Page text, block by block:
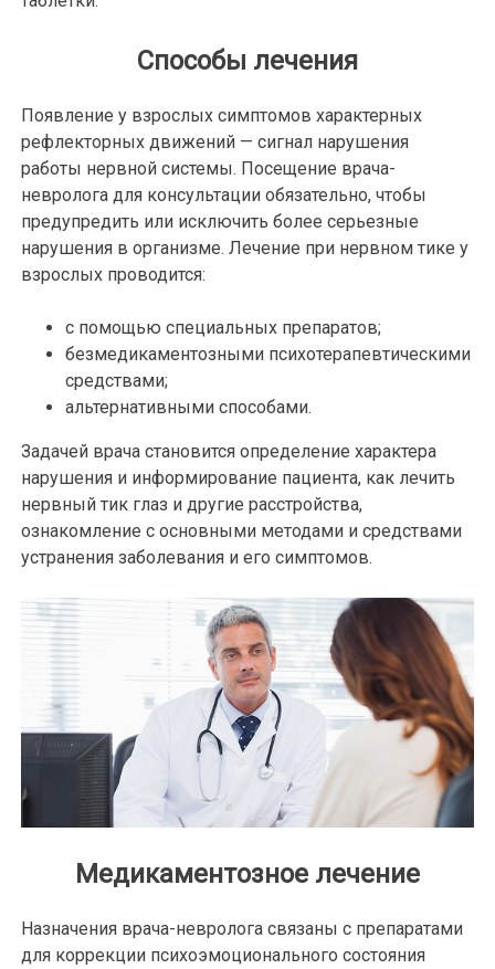
Способы лечения
Появление у взрослых симптомов характерных
рефлекторных движений — сигнал нарушения
работы нервной системы. Посещение врача-
невролога для консультации обязательно, чтобы
предупредить или исключить более серьезные
нарушения в организме. Лечение при нервном тике у
взрослых проводится:
с помощью специальных препаратов;
безмедикаментозными психотерапевтическими
средствами;
альтернативными способами.
Задачей врача становится определение характера
нарушения и информирование пациента, как лечить
нервный тик глаз и другие расстройства,
ознакомление с основными методами и средствами
устранения заболевания и его симптомов.
Медикаментозное лечение
Назначения врача-невролога связаны с препаратами
для коррекции психоэмоционального состояния